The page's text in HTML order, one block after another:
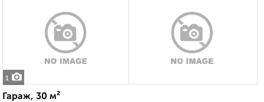
1
Гараж, 30 м²